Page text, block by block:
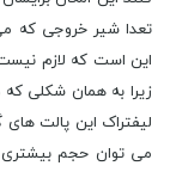
تعدا شیر خروجی که می
این است که لازم
زیرا به همان شکلی
لیفتراک این پالت های
می توان حجم بیشتری